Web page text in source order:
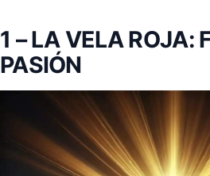
1 – LA VELA ROJA:
PASIÓN